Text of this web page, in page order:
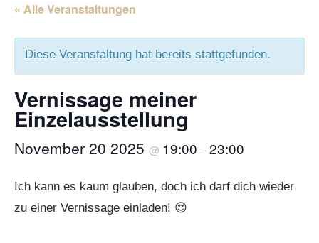
« Alle Veranstaltungen
Diese Veranstaltung hat bereits stattgefunden.
Vernissage meiner
Einzelausstellung
November 20 2025 @ 19:00 –23:00
Ich kann es kaum glauben, doch ich darf dich wieder
zu einer Vernissage einladen! 😍